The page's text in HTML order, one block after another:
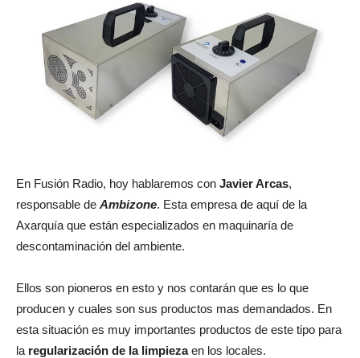
En Fusión Radio, hoy hablaremos con Javier Arcas,
responsable de Ambizone. Esta empresa de aquí de la
Axarquía que están especializados en maquinaría de
descontaminación del ambiente.
Ellos son pioneros en esto y nos contarán que es lo que
producen y cuales son sus productos mas demandados. En
esta situación es muy importantes productos de este tipo para
la regularización de la limpiezaen los locales.